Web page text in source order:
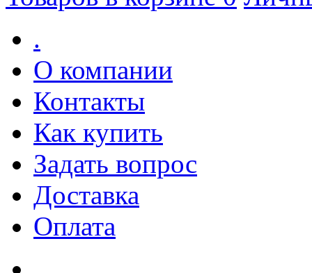
.
О компании
Контакты
Как купить
Задать вопрос
Доставка
Оплата